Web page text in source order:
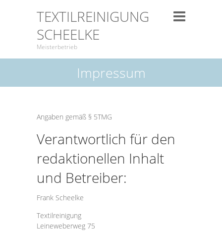
TEXTILREINIGUNG
SCHEELKE
Meisterbetrieb
Impressum
Angaben gemäß § 5TMG
Verantwortlich für den
redaktionellen Inhalt
und Betreiber:
Frank Scheelke
Textilreinigung
Leineweberweg 75